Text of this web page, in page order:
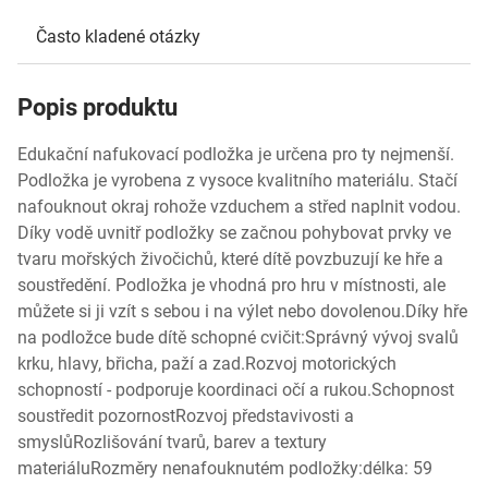
Často kladené otázky
Popis produktu
Edukační nafukovací podložka je určena pro ty nejmenší.
Podložka je vyrobena z vysoce kvalitního materiálu. Stačí
nafouknout okraj rohože vzduchem a střed naplnit vodou.
Díky vodě uvnitř podložky se začnou pohybovat prvky ve
tvaru mořských živočichů, které dítě povzbuzují ke hře a
soustředění. Podložka je vhodná pro hru v místnosti, ale
můžete si ji vzít s sebou i na výlet nebo dovolenou.Díky hře
na podložce bude dítě schopné cvičit:Správný vývoj svalů
krku, hlavy, břicha, paží a zad.Rozvoj motorických
schopností - podporuje koordinaci očí a rukou.Schopnost
soustředit pozornostRozvoj představivosti a
smyslůRozlišování tvarů, barev a textury
materiáluRozměry nenafouknutém podložky:délka: 59